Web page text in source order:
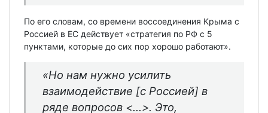
По его словам, со времени воссоединения Крыма с
Россией в ЕС действует «стратегия по РФ с 5
пунктами, которые до сих пор хорошо работают».
«Но нам нужно усилить
взаимодействие [с Россией] в
ряде вопросов <…>. Это,